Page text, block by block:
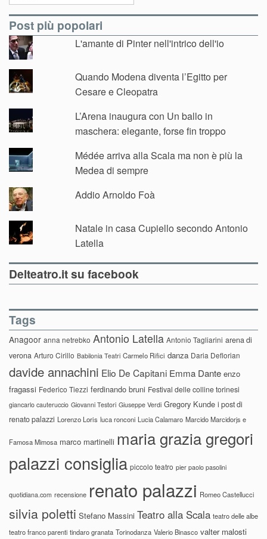
Post più popolari
L'amante di Pinter nell'intrico dell'io
Quando Modena diventa l’Egitto per
Cesare e Cleopatra
L’Arena inaugura con Un ballo in
maschera: elegante, forse fin troppo
Médée arriva alla Scala ma non è più la
Medea di sempre
Addio Arnoldo Foà
Natale in casa Cupiello secondo Antonio
Latella
Delteatro.it su facebook
Tags
Anagoor anna netrebko Antonio Latella Antonio Tagliarini arena di
verona Arturo Cirillo Babilonia Teatri Carmelo Rifici danza Daria Deflorian
davide annachini Elio De Capitani Emma Dante enzo
fragassi Federico Tiezzi ferdinando bruni Festival delle colline torinesi
giancarlo cauteruccio Giovanni Testori Giuseppe Verdi Gregory Kunde i post di
renato palazzi Lorenzo Loris luca ronconi Lucia Calamaro Marcido Marcidorjs e
Famosa Mimosa marco martinelli maria grazia gregori
palazzi consiglia piccolo teatro pier paolo pasolini
quotidiana.com recensione renato palazzi Romeo Castellucci
silvia poletti Stefano Massini Teatro alla Scala teatro delle albe
teatro franco parenti tindaro granata Torinodanza Valerio Binasco valter malosti